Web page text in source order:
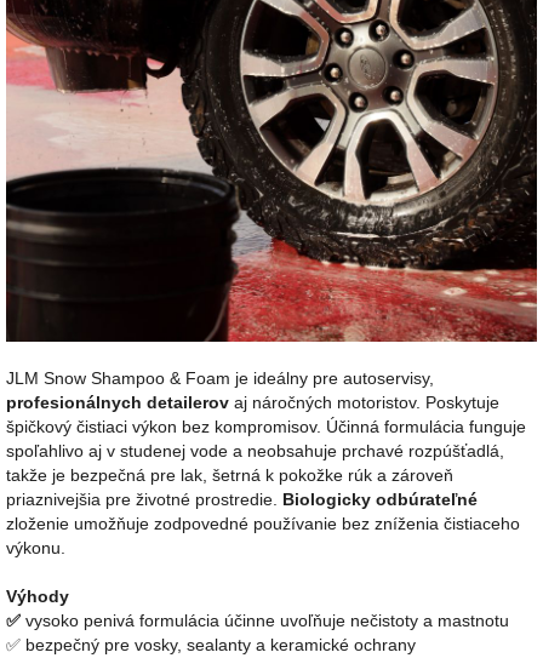
JLM Snow Shampoo & Foam je ideálny pre autoservisy,
profesionálnych detailerov aj náročných motoristov. Poskytuje
špičkový čistiaci výkon bez kompromisov. Účinná formulácia funguje
spoľahlivo aj v studenej vode a neobsahuje prchavé rozpúšťadlá,
takže je bezpečná pre lak, šetrná k pokožke rúk a zároveň
priaznivejšia pre životné prostredie. Biologicky odbúrateľné
zloženie umožňuje zodpovedné používanie bez zníženia čistiaceho
výkonu.
Výhody
✅ vysoko penivá formulácia účinne uvoľňuje nečistoty a mastnotu
✅ bezpečný pre vosky, sealanty a keramické ochrany